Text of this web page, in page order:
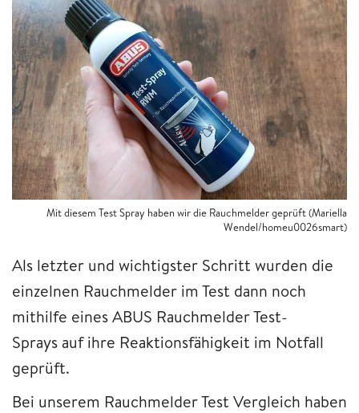
Mit diesem Test Spray haben wir die Rauchmelder geprüft (Mariella
Wendel/homeu0026smart)
Als letzter und wichtigster Schritt wurden die
einzelnen Rauchmelder im Test dann noch
mithilfe eines ABUS Rauchmelder Test-
Sprays auf ihre Reaktionsfähigkeit im Notfall
geprüft.
Bei unserem Rauchmelder Test Vergleich haben